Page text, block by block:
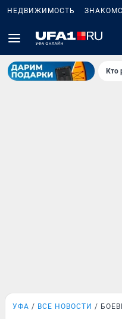
НЕДВИЖИМОСТЬ
Кто
УФА ВСЕ НОВОСТИ